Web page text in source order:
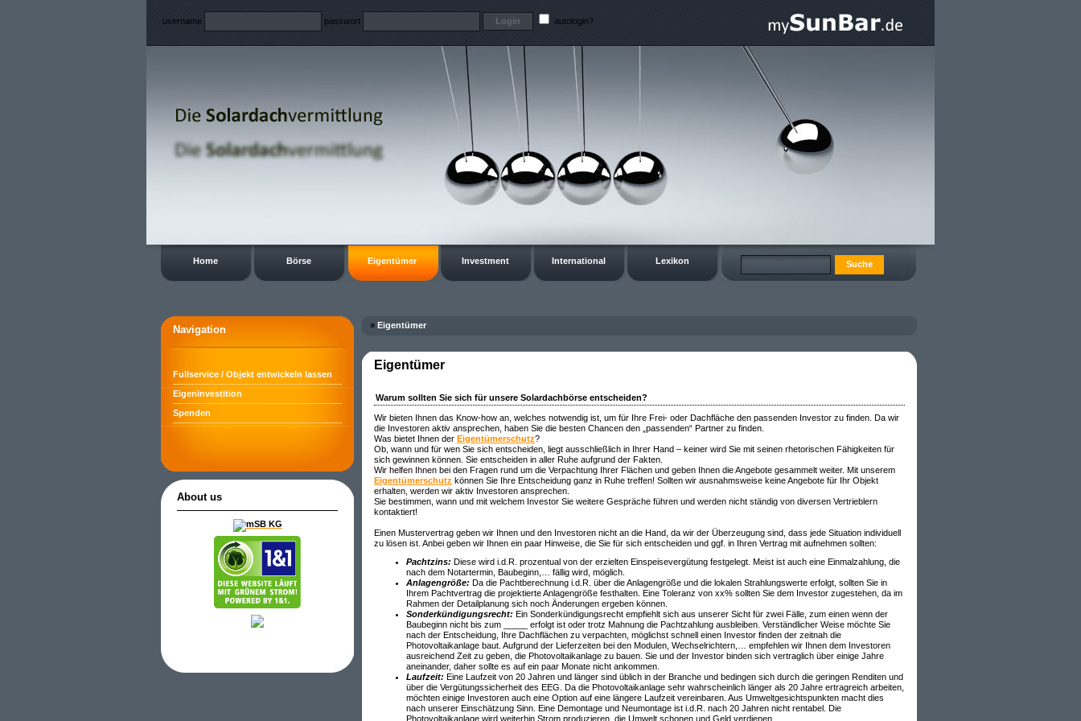
username passwort autologin?
Home Börse Eigentümer Investment International Lexikon
Navigation
Fullservice / Objekt entwickeln lassen
Eigeninvestition
Spenden
About us
» Eigentümer
Eigentümer
Warum sollten Sie sich für unsere Solardachbörse entscheiden?
Wir bieten Ihnen das Know-how an, welches notwendig ist, um für Ihre Frei- oder Dachfläche den passenden Investor zu finden. Da wir
die Investoren aktiv ansprechen, haben Sie die besten Chancen den „passenden“ Partner zu finden.
Was bietet Ihnen der Eigentümerschutz?
Ob, wann und für wen Sie sich entscheiden, liegt ausschließlich in Ihrer Hand – keiner wird Sie mit seinen rhetorischen Fähigkeiten für
sich gewinnen können. Sie entscheiden in aller Ruhe aufgrund der Fakten.
Wir helfen Ihnen bei den Fragen rund um die Verpachtung Ihrer Flächen und geben Ihnen die Angebote gesammelt weiter. Mit unserem
Eigentümerschutz können Sie Ihre Entscheidung ganz in Ruhe treffen! Sollten wir ausnahmsweise keine Angebote für Ihr Objekt
erhalten, werden wir aktiv Investoren ansprechen.
Sie bestimmen, wann und mit welchem Investor Sie weitere Gespräche führen und werden nicht ständig von diversen Vertrieblern
kontaktiert!
Einen Mustervertrag geben wir Ihnen und den Investoren nicht an die Hand, da wir der Überzeugung sind, dass jede Situation individuell
zu lösen ist. Anbei geben wir Ihnen ein paar Hinweise, die Sie für sich entscheiden und ggf. in Ihren Vertrag mit aufnehmen sollten:
Pachtzins: Diese wird i.d.R. prozentual von der erzielten Einspeisevergütung festgelegt. Meist ist auch eine Einmalzahlung, die
nach dem Notartermin, Baubeginn,… fällig wird, möglich.
Anlagengröße: Da die Pachtberechnung i.d.R. über die Anlagengröße und die lokalen Strahlungswerte erfolgt, sollten Sie in
Ihrem Pachtvertrag die projektierte Anlagengröße festhalten. Eine Toleranz von xx% sollten Sie dem Investor zugestehen, da im
Rahmen der Detailplanung sich noch Änderungen ergeben können.
Sonderkündigungsrecht: Ein Sonderkündigungsrecht empfiehlt sich aus unserer Sicht für zwei Fälle, zum einen wenn der
Baubeginn nicht bis zum _____ erfolgt ist oder trotz Mahnung die Pachtzahlung ausbleiben. Verständlicher Weise möchte Sie
nach der Entscheidung, Ihre Dachflächen zu verpachten, möglichst schnell einen Investor finden der zeitnah die
Photovoltaikanlage baut. Aufgrund der Lieferzeiten bei den Modulen, Wechselrichtern,… empfehlen wir Ihnen dem Investoren
ausreichend Zeit zu geben, die Photovoltaikanlage zu bauen. Sie und der Investor binden sich vertraglich über einige Jahre
aneinander, daher sollte es auf ein paar Monate nicht ankommen.
Laufzeit: Eine Laufzeit von 20 Jahren und länger sind üblich in der Branche und bedingen sich durch die geringen Renditen und
über die Vergütungssicherheit des EEG. Da die Photovoltaikanlage sehr wahrscheinlich länger als 20 Jahre ertragreich arbeiten,
möchten einige Investoren auch eine Option auf eine längere Laufzeit vereinbaren. Aus Umweltgesichtspunkten macht dies
nach unserer Einschätzung Sinn. Eine Demontage und Neumontage ist i.d.R. nach 20 Jahren nicht rentabel. Die
Photovoltaikanlage wird weiterhin Strom produzieren, die Umwelt schonen und Geld verdienen.